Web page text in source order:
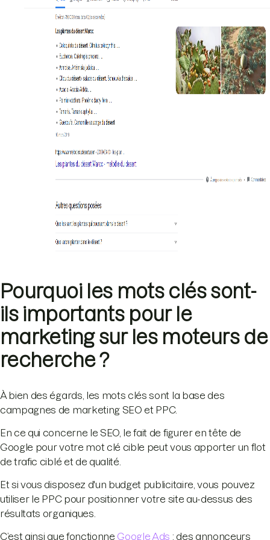
Pourquoi les mots clés sont-
ils importants pour le
marketing sur les moteurs de
recherche ?
À bien des égards, les mots clés sont la base des
campagnes de marketing SEO et PPC.
En ce qui concerne le SEO, le fait de figurer en tête de
Google pour votre mot clé cible peut vous apporter un flot
de trafic ciblé et de qualité.
Et si vous disposez d'un budget publicitaire, vous pouvez
utiliser le PPC pour positionner votre site au-dessus des
résultats organiques.
C’est ainsi que fonctionne Google Ads : des annonceurs